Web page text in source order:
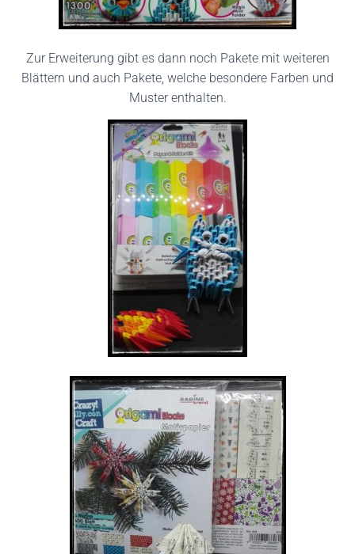
Zur Erweiterung gibt es dann noch Pakete mit weiteren
Blättern und auch Pakete, welche besondere Farben und
Muster enthalten.